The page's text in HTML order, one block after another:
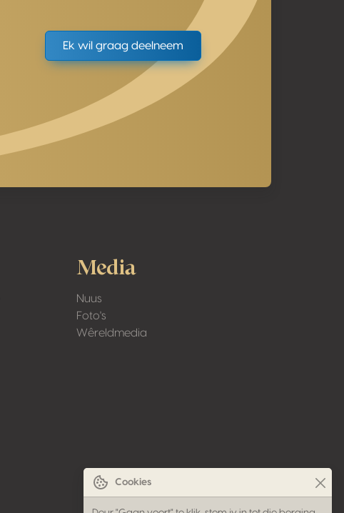
Ek wil graag deelneem
Media
Nuus
Foto's
Wêreldmedia
Cookies